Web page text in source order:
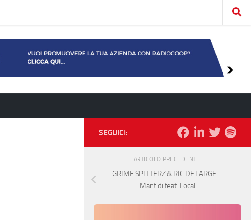
SEGUICI:
ARTICOLO PRECEDENTE
GRIME SPITTERZ & RIC DE LARGE –
Mantidi feat. Local